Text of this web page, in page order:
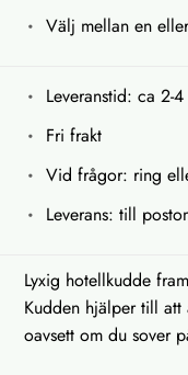
Välj mellan en
Leveranstid: ca 2-
Fri frakt
Vid frågor: ring
Leverans: till
Lyxig hotellkudde
Kudden hjälper till att
oavsett om du sover